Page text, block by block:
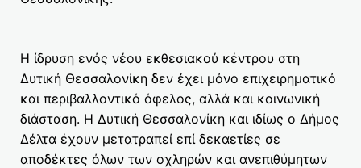
Η ίδρυση ενός νέου εκθεσιακού κέντρου στη
Δυτική Θεσσαλονίκη δεν έχει μόνο επιχειρηματικό
και περιβαλλοντικό όφελος, αλλά και κοινωνική
διάσταση. Η Δυτική Θεσσαλονίκη και ιδίως ο Δήμος
Δέλτα έχουν μετατραπεί επί δεκαετίες σε
αποδέκτες όλων των οχληρών και ανεπιθύμητων